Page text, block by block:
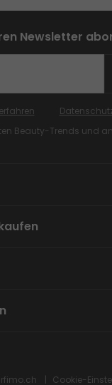
Newsletter
Beauty-Trends und
Cookie-